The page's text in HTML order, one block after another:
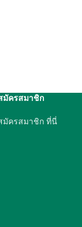
มัครสมาชิก
มัครสมาชิก ที่นี่